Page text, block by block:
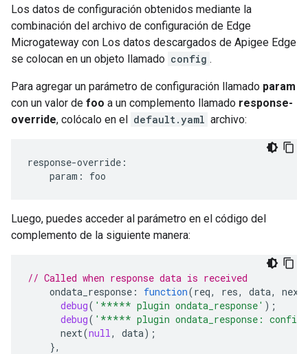
Los datos de configuración obtenidos mediante la
combinación del archivo de configuración de Edge
Microgateway con Los datos descargados de Apigee Edge
se colocan en un objeto llamado config .
Para agregar un parámetro de configuración llamado param
con un valor de foo a un complemento llamado response-
override, colócalo en el default.yaml archivo:
response-override:
    param: foo
Luego, puedes acceder al parámetro en el código del
complemento de la siguiente manera:
// Called when response data is received
ondata_response : function(req, res, data, next
debug( '***** plugin ondata_response' );
debug( '***** plugin ondata_response:
next(null, data);
},